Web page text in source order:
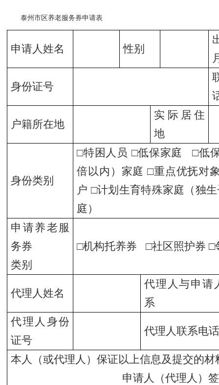
泰州市区养老服务券申请表
申请人姓名 性别
身份证号
户籍所在地
实际居住
地
身份类别
□特困人员 □低保家庭 □低
倍以内）家庭 □重点优抚对
户 □计划生育特殊家庭（独
庭）
申请养老服
务券
类别
□机构托养券 □社区照护券 □
代理人姓名
代理人与申请
系
代理人身份
证号
代理人联系电
本人（或代理人）保证以上信息及提交的材
申请人（代理人）签